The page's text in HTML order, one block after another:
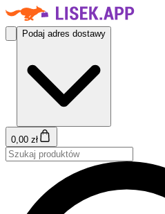
Podaj adres dostawy
0,00 zł